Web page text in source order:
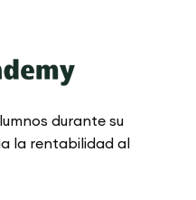
durante su
la rentabilidad al